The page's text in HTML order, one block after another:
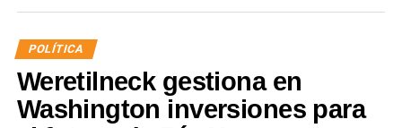
Administración Pública (IPAP), no registrar sanciones
superiores a 10 días de suspensión ante la Junta de
Disciplina, contar con un informe favorable y acreditar
aptitud psicofísica mediante la Junta Médica
Provincial.
POLÍTICA
Weretilneck gestiona en
Washington inversiones para